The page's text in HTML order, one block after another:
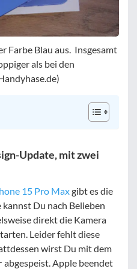
Farbe Blau aus. Insgesamt
als bei den
Update, mit zwei
15 Pro Maxgibt es die
kannst Du nach Belieben
direkt die Kamera
Leider fehlt diese
wirst Du mit dem
abgespeist. Apple beendet